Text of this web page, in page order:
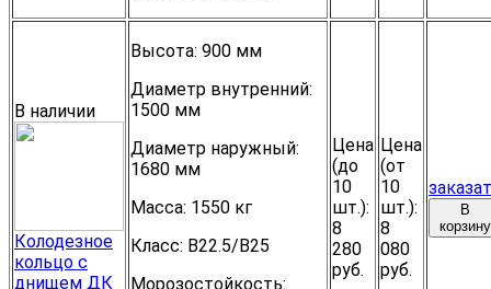
В наличии
Колодезное
кольцо с
днищем ДК
Высота: 900 мм
Диаметр внутренний:
1500 мм
Диаметр наружный:
1680 мм
Масса: 1550 кг
Класс: В22.5/B25
Морозостойкость:
Цена
(до
10
шт.):
8
280
руб.
Цена
(от
10
шт.):
8
080
руб.
В
корзину